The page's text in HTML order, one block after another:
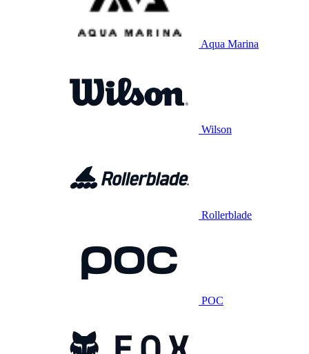
Aqua Marina
Wilson
Rollerblade
POC